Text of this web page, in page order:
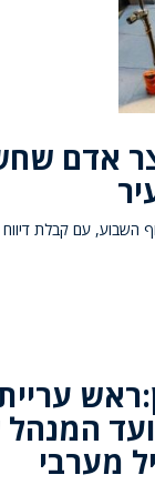
אדם
מערבי